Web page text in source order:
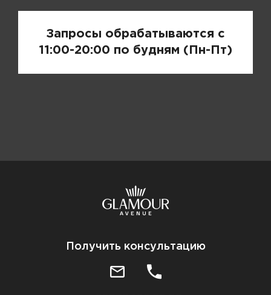
Запросы обрабатываются с
11:00-20:00 по будням (Пн-Пт)
Получить консультацию